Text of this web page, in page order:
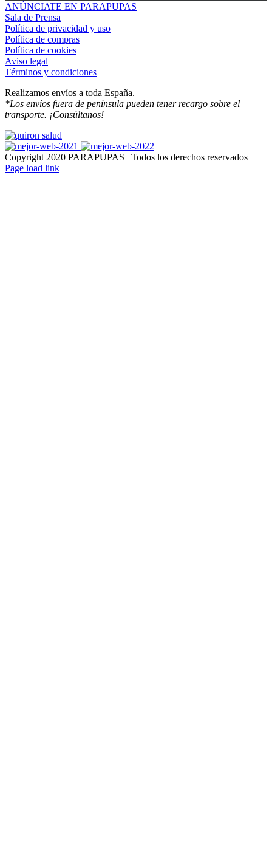
ANÚNCIATE EN PARAPUPAS
Sala de Prensa
Política de privacidad y uso
Política de compras
Política de cookies
Aviso legal
Términos y condiciones
Realizamos envíos a toda España.
*Los envíos fuera de península pueden tener recargo sobre el
transporte. ¡Consúltanos!
Copyright 2020 PARAPUPAS | Todos los derechos reservados
Facebook
Instagram
Page load link